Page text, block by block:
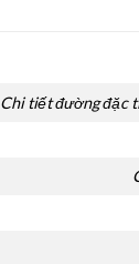
Chi tiết đường đặc